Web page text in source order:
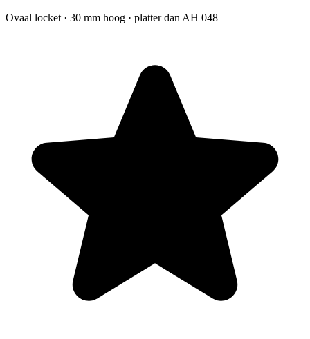
Ovaal locket · 30 mm hoog · platter dan AH 048